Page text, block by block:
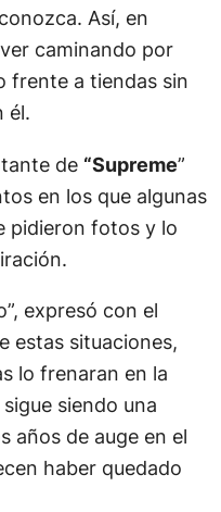
Así, en
caminando por
frente a tiendas sin
él.
de “Supreme”
en los que algunas
pidieron fotos y lo
expresó con el
estas situaciones,
lo frenaran en la
siendo una
años de auge en el
haber quedado